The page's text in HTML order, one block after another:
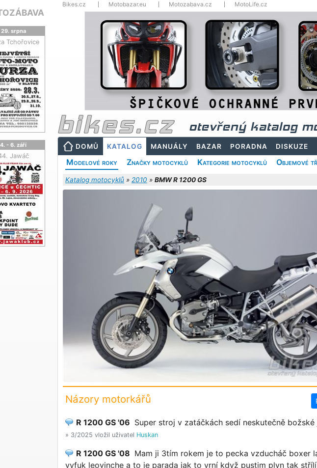
Bikes.cz Motobazar.eu Motozabava.cz MotoLife.cz
otevřený katalog
DOMŮ KATALOG MANUÁLY BAZAR PORADNA DISKUZE
Modelové roky Značky motocyklů Kategorie motocyklů Objemové
Katalog motocyklů » 2010 » BMW R 1200 GS
Názory motorkářů
R 1200 GS '06 Super stroj v zatáčkách sedí neskutečně božské
» 3/2025 vložil uživatel Huskan
R 1200 GS '08 Mam ji 3tím rokem je to pecka vzducháč boxer
vyfuk leovinche a to je parada jak to vrní když pustim plyn tak
29. srpna
Tchořovice
4. - 6. září
Jawáč